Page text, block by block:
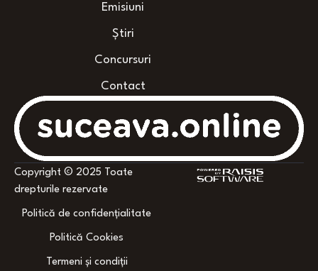
Emisiuni
Știri
Concursuri
Contact
Copyright © 2025 Toate
drepturile rezervate
Politică de confidențialitate
Politică Cookies
Termeni și condiții